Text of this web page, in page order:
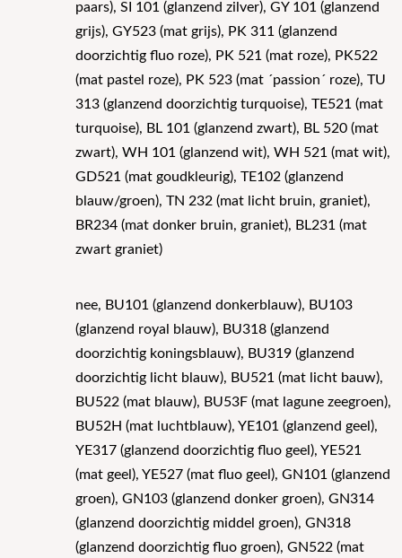
paars), SI 101 (glanzend zilver), GY 101 (glanzend
grijs), GY523 (mat grijs), PK 311 (glanzend
doorzichtig fluo roze), PK 521 (mat roze), PK522
(mat pastel roze), PK 523 (mat ´passion´ roze), TU
313 (glanzend doorzichtig turquoise), TE521 (mat
turquoise), BL 101 (glanzend zwart), BL 520 (mat
zwart), WH 101 (glanzend wit), WH 521 (mat wit),
GD521 (mat goudkleurig), TE102 (glanzend
blauw/groen), TN 232 (mat licht bruin, graniet),
BR234 (mat donker bruin, graniet), BL231 (mat
zwart graniet)
nee, BU101 (glanzend donkerblauw), BU103
(glanzend royal blauw), BU318 (glanzend
doorzichtig koningsblauw), BU319 (glanzend
doorzichtig licht blauw), BU521 (mat licht bauw),
BU522 (mat blauw), BU53F (mat lagune zeegroen),
BU52H (mat luchtblauw), YE101 (glanzend geel),
YE317 (glanzend doorzichtig fluo geel), YE521
(mat geel), YE527 (mat fluo geel), GN101 (glanzend
groen), GN103 (glanzend donker groen), GN314
(glanzend doorzichtig middel groen), GN318
(glanzend doorzichtig fluo groen), GN522 (mat